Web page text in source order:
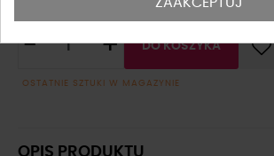
- + DO KOSZYKA
OSTATNIE SZTUKI W MAGAZYNIE
OPIS PRODUKTU